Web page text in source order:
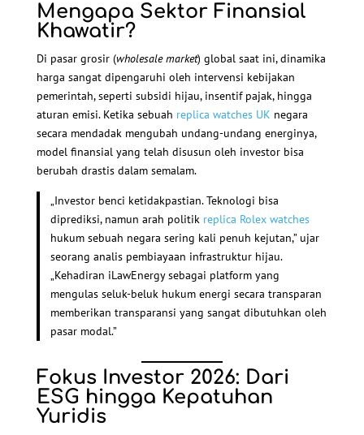
Mengapa Sektor Finansial
Khawatir?
Di pasar grosir (wholesale market) global saat ini, dinamika
harga sangat dipengaruhi oleh intervensi kebijakan
pemerintah, seperti subsidi hijau, insentif pajak, hingga
aturan emisi. Ketika sebuah replica watches UK negara
secara mendadak mengubah undang-undang energinya,
model finansial yang telah disusun oleh investor bisa
berubah drastis dalam semalam.
„Investor benci ketidakpastian. Teknologi bisa
diprediksi, namun arah politik replica Rolex watches
hukum sebuah negara sering kali penuh kejutan,” ujar
seorang analis pembiayaan infrastruktur hijau.
„Kehadiran iLawEnergy sebagai platform yang
mengulas seluk-beluk hukum energi secara transparan
memberikan transparansi yang sangat dibutuhkan oleh
pasar modal.”
Fokus Investor 2026: Dari
ESG hingga Kepatuhan
Yuridis